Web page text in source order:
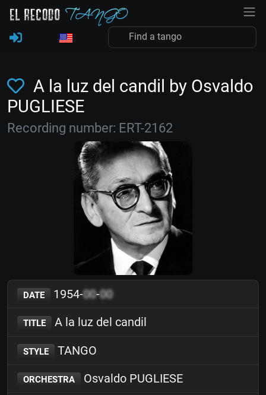
A la luz del candil by Osvaldo
PUGLIESE
Recording number: ERT-2162
DATE 1954-00-00
TITLE A la luz del candil
STYLE TANGO
ORCHESTRA Osvaldo PUGLIESE